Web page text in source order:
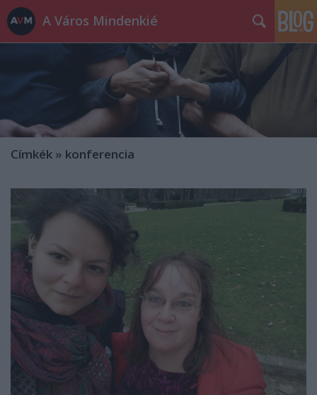
A Város Mindenkié
Címkék » konferencia